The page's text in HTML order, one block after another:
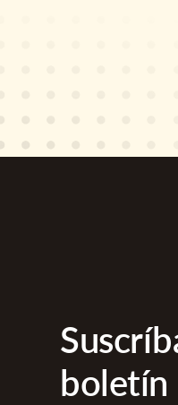
boletín